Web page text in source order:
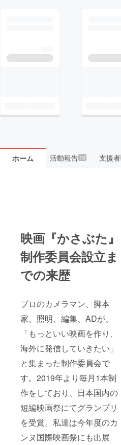
ホーム 活動報告10 支援者
映画『かさぶた』
制作委員会設立ま
での来歴
プロのカメラマン、脚本
家、照明、編集、ADが、
「もっといい映画を作り、
海外に発信していきたい」
と集まった制作委員会で
す。2019年より毎月1本制
作をしており、日本国内の
短編映画祭にてグランプリ
を受賞。私達は今年度のカ
ンヌ国際映画祭にも出展